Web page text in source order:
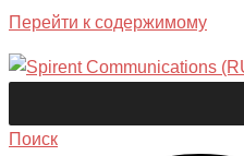
Перейти к содержимому
Поиск